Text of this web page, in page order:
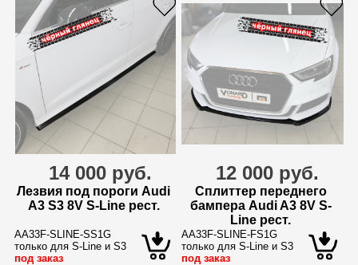
14 000 руб.
Лезвия под пороги Audi
A3 S3 8V S-Line рест.
AA33F-SLINE-SS1G
только для S-Line и S3
под заказ
12 000 руб.
Сплиттер переднего
бампера Audi A3 8V S-
Line рест.
AA33F-SLINE-FS1G
только для S-Line и S3
под заказ